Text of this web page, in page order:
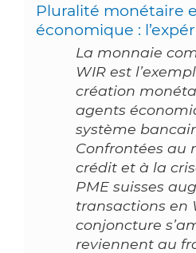
Pluralité monétaire
économique :
La monnaie
WIR est
création
agents
système
Confrontées au
crédit et à la
PME suisses
transactions en
conjoncture
reviennent au